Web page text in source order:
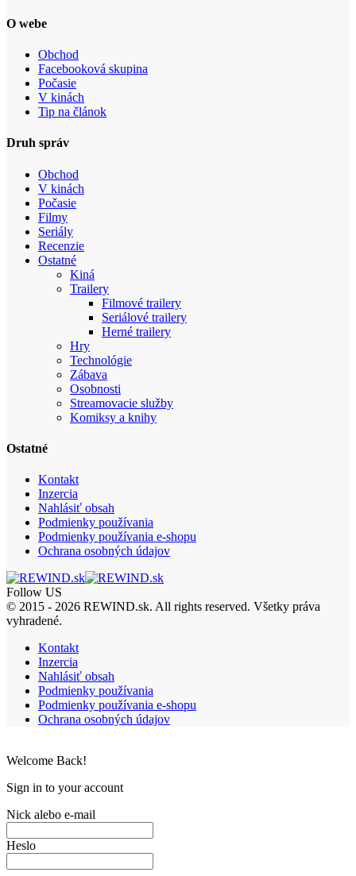
O webe
Obchod
Facebooková skupina
Počasie
V kinách
Tip na článok
Druh správ
Obchod
V kinách
Počasie
Filmy
Seriály
Recenzie
Ostatné
Kiná
Trailery
Filmové trailery
Seriálové trailery
Herné trailery
Hry
Technológie
Zábava
Osobnosti
Streamovacie služby
Komiksy a knihy
Ostatné
Kontakt
Inzercia
Nahlásiť obsah
Podmienky používania
Podmienky používania e-shopu
Ochrana osobných údajov
Follow US
© 2015 - 2026 REWIND.sk. All rights reserved. Všetky práva
vyhradené.
Kontakt
Inzercia
Nahlásiť obsah
Podmienky používania
Podmienky používania e-shopu
Ochrana osobných údajov
Welcome Back!
Sign in to your account
Nick alebo e-mail
Heslo